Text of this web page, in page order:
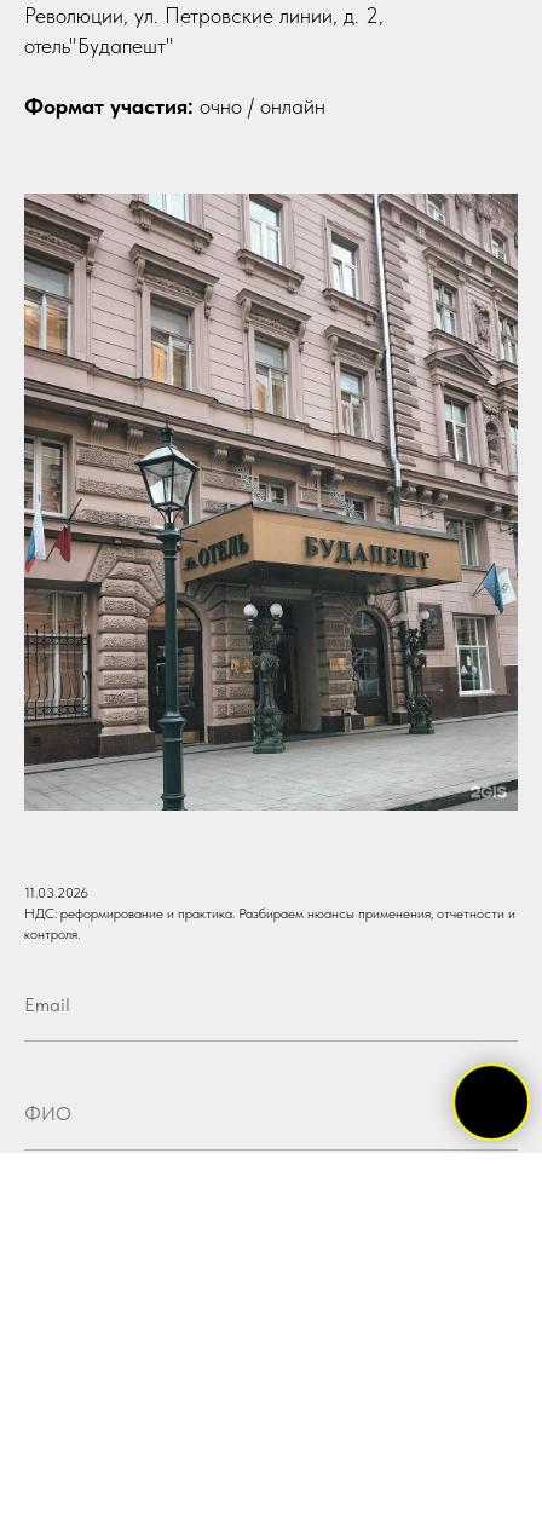
Революции, ул. Петровские линии, д. 2,
отель"Будапешт"
Формат участия: очно / онлайн
11.03.2026
НДС: реформирование и практика. Разбираем нюансы применения, отчетности и
контроля.